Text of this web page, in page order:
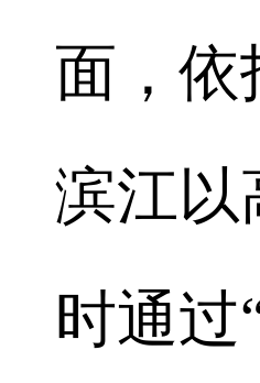
面，依
滨江以
时通过